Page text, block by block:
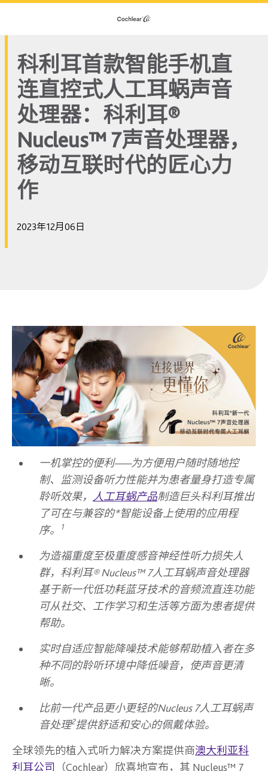
科利耳首款智能手机直
连直控式人工耳蜗声音
处理器：科利耳®
Nucleus™ 7声音处理器，
移动互联时代的匠心力
作
2023年12月06日
一机掌控的便利——为方便用户随时随地控
制、监测设备听力性能并为患者量身打造专属
聆听效果，
人工耳蜗产品制造巨头科利耳推出
了可在与兼容的*智能设备上使用的应用程
序。
1
为造福重度至极重度感音神经性听力损失人
群，科利耳® Nucleus™ 7人工耳蜗声音处理器
基于新一代低功耗蓝牙技术的音频流直连功能
可从社交、工作学习和生活等方面为患者提供
帮助。
实时自适应智能降噪技术能够帮助植入者在多
种不同的聆听环境中降低噪音，使声音更清
晰。
比前一代产品更小更轻的Nucleus 7人工耳蜗声
音处理2提供舒适和安心的佩戴体验。
全球领先的植入式听力解决方案提供商澳大利亚科
利耳公司
（Cochlear）欣喜地宣布，其 Nucleus™ 7